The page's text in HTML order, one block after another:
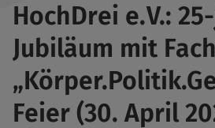
HochDrei e.V.:
Jubiläum mit
Feier (30. April